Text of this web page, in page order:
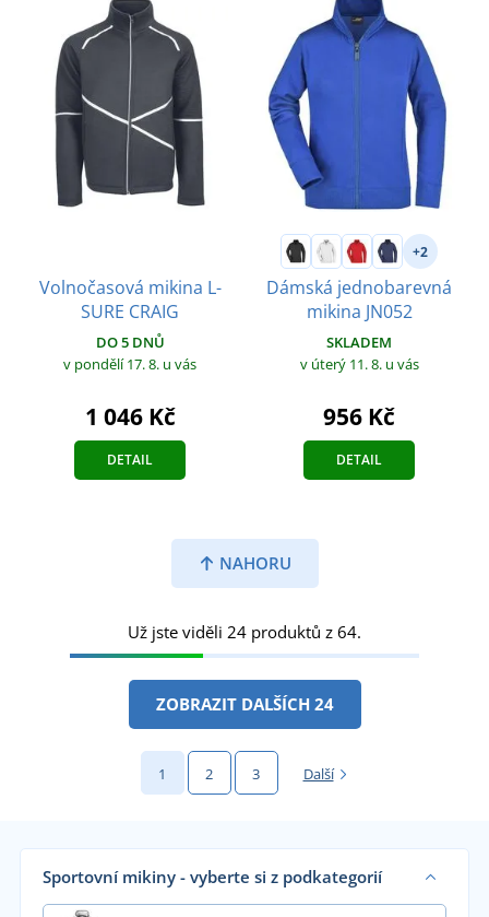
Volnočasová mikina L-
SURE CRAIG
DO 5 DNŮ
v pondělí 17. 8. u vás
1 046 Kč
DETAIL
+2
Dámská jednobarevná
mikina JN052
SKLADEM
v úterý 11. 8. u vás
956 Kč
DETAIL
NAHORU
Už jste viděli 24 produktů z 64.
ZOBRAZIT DALŠÍCH 24
1 2 3 Další
Sportovní mikiny - vyberte si z podkategorií